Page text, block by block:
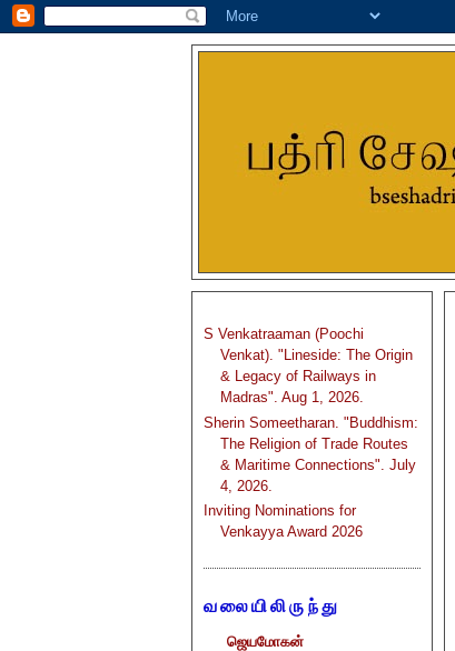
S Venkatraaman (Poochi
Venkat). "Lineside: The Origin
& Legacy of Railways in
Madras". Aug 1, 2026.
Sherin Someetharan. "Buddhism:
The Religion of Trade Routes
& Maritime Connections". July
4, 2026.
Inviting Nominations for
Venkayya Award 2026
வலையிலிருந்து
ஜெயமோகன்